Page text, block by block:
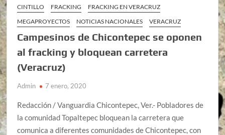
CINTILLO FRACKING
FRACKING EN VERACRUZ
MEGAPROYECTOS
NOTICIAS NACIONALES VERACRUZ
Campesinos de Chicontepec se oponen
al fracking y bloquean carretera
(Veracruz)
Admin 7 enero, 2020
Redacción / Vanguardia Chicontepec, Ver.- Pobladores de
la comunidad Topaltepec bloquean la carretera que
comunica a diferentes comunidades de Chicontepec, con